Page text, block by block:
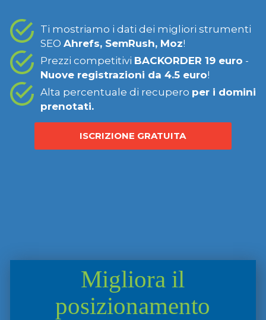
Ti mostriamo i dati dei migliori strumenti
SEO Ahrefs, SemRush, Moz!
Prezzi competitivi BACKORDER 19 euro -
Nuove registrazioni da 4.5 euro!
Alta percentuale di recupero per i domini
prenotati.
ISCRIZIONE GRATUITA
Migliora il
posizionamento